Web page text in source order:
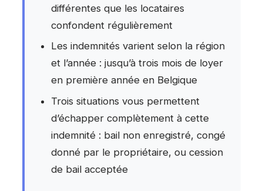
différentes que les locataires
confondent régulièrement
Les indemnités varient selon la région
et l’année : jusqu’à trois mois de loyer
en première année en Belgique
Trois situations vous permettent
d’échapper complètement à cette
indemnité : bail non enregistré, congé
donné par le propriétaire, ou cession
de bail acceptée